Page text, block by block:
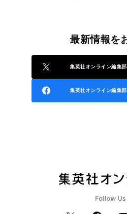
最新情報を
集英社オンライン編集
集英社オンライン編集